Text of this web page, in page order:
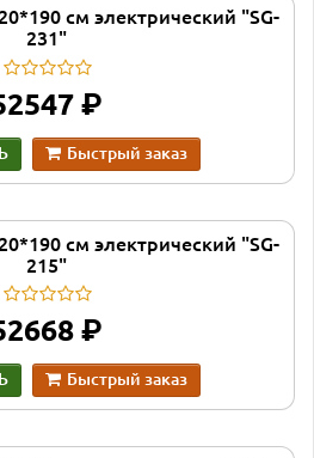
см электрический "SG-
231"
руб.
Быстрый заказ
см электрический "SG-
215"
руб.
Быстрый заказ